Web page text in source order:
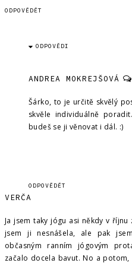
ODPOVĚDĚT
ODPOVĚDI
ANDREA MOKREJŠOVÁ
Šárko, to je určitě skvělý
skvěle individuálně
budeš se ji věnovat i dál. :)
ODPOVĚDĚT
VERČA
Ja jsem taky jógu asi někdy v
jsem ji nesnášela, ale pak
občasným ranním jógovým
začalo docela bavut. No a